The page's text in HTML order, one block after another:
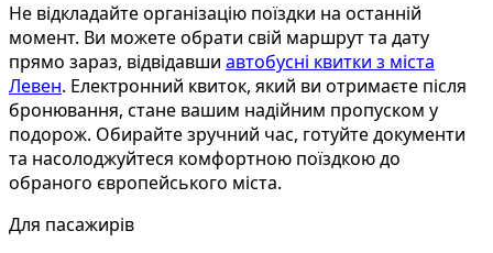
Не відкладайте організацію поїздки на останній
момент. Ви можете обрати свій маршрут та дату
прямо зараз, відвідавши автобусні квитки з міста
Левен. Електронний квиток, який ви отримаєте після
бронювання, стане вашим надійним пропуском у
подорож. Обирайте зручний час, готуйте документи
та насолоджуйтеся комфортною поїздкою до
обраного європейського міста.
Для пасажирів